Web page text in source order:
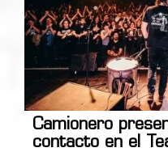
Camionero
contacto en el